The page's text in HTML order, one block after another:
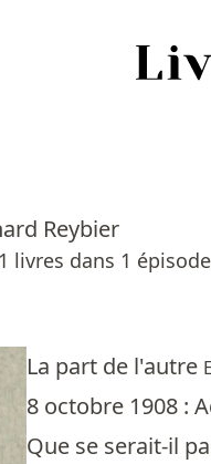
Reybier
livres dans 1
La part de l'autre
8 octobre 1908 :
Que se serait-il